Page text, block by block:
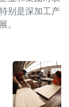
别是深加工产
。